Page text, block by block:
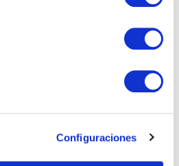
Configuraciones